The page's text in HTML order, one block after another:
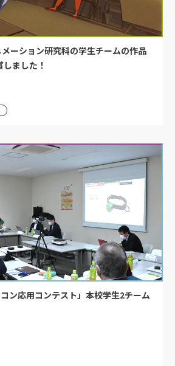
ーション研究科の学生チームの作品
ました！
コン応用コンテスト」本校学生2チーム